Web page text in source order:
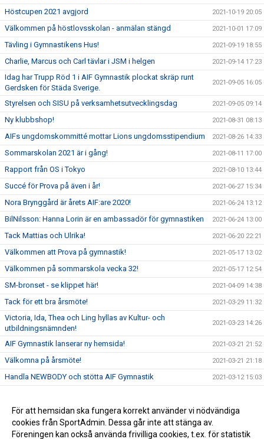
Höstcupen 2021 avgjord 2021-10-19 20:05
Välkommen på höstlovsskolan - anmälan stängd 2021-10-01 17:09
Tävling i Gymnastikens Hus! 2021-09-19 18:55
Charlie, Marcus och Carl tävlar i JSM i helgen 2021-09-14 17:23
Idag har Trupp Röd 1 i AIF Gymnastik plockat skräp runt
Gerdsken för Städa Sverige.
2021-09-05 16:05
Styrelsen och SISU på verksamhetsutvecklingsdag 2021-09-05 09:14
Ny klubbshop! 2021-08-31 08:13
AIFs ungdomskommitté mottar Lions ungdomsstipendium 2021-08-26 14:33
Sommarskolan 2021 är i gång! 2021-08-11 17:00
Rapport från OS i Tokyo 2021-08-10 13:44
Succé för Prova på även i år! 2021-06-27 15:34
Nora Brynggård är årets AIF:are 2020! 2021-06-24 13:12
BilNilsson: Hanna Lorin är en ambassadör för gymnastiken 2021-06-24 13:00
Tack Mattias och Ulrika! 2021-06-20 22:21
Välkommen att Prova på gymnastik! 2021-05-17 13:02
Välkommen på sommarskola vecka 32! 2021-05-17 12:54
SM-bronset - se klippet här! 2021-04-09 14:38
Tack för ett bra årsmöte! 2021-03-29 11:32
Victoria, Ida, Thea och Ling hyllas av Kultur- och
utbildningsnämnden!
2021-03-23 14:26
AIF Gymnastik lanserar ny hemsida! 2021-03-21 21:52
Välkomna på årsmöte! 2021-03-21 21:18
Handla NEWBODY och stötta AIF Gymnastik 2021-03-12 15:03
SM-brons till AIF Gymnastik! 2020-10-14 19:20
Fina prestationer i junior SM 2020-10-14 19:13
För att hemsidan ska fungera korrekt använder vi nödvändiga
cookies från SportAdmin. Dessa går inte att stänga av.
Föreningen kan också använda frivilliga cookies, t.ex. för statistik